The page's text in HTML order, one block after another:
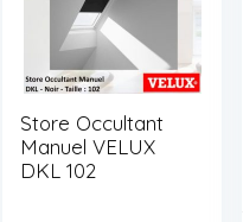
Store Occultant
Manuel VELUX
DKL 102